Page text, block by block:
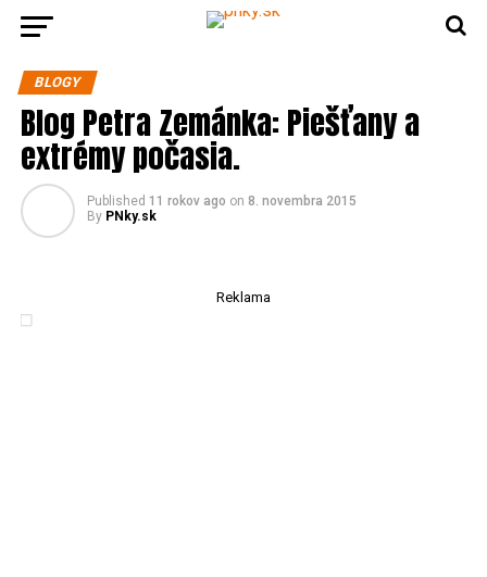
BLOGY
Blog Petra Zemánka: Piešťany a
extrémy počasia.
Published 11 rokov ago on 8. novembra 2015
By PNky.sk
Reklama